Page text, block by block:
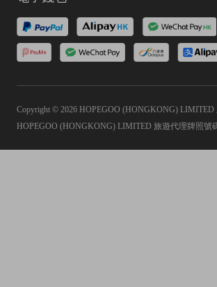
Copyright © 2026 HOPEGOO (HONGKONG) LIMITED
HOPEGOO (HONGKONG) LIMITED 旅遊代理牌照號